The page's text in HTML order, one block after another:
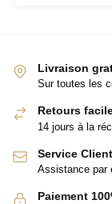
Livraison
Sur toutes les
Retours
14 jours à la
Service Client
Assistance par
Paiement